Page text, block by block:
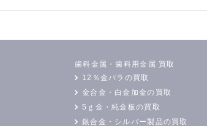
歯科金属・歯科用金属 買取
12％金パラの買取
金合金・白金加金の買取
5ｇ金・純金板の買取
銀合金・シルバー製品の買取